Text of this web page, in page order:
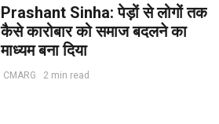
Prashant Sinha: पेड़ों से लोगों तक
कैसे कारोबार को समाज बदलने का
माध्यम बना दिया
CMARG 2 min read